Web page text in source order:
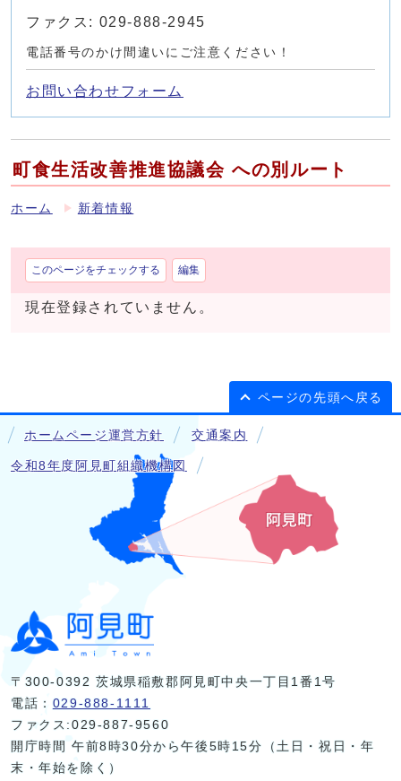
ファクス: 029-888-2945
電話番号のかけ間違いにご注意ください！
お問い合わせフォーム
町食生活改善推進協議会 への別ルート
ホーム 新着情報
このページをチェックする 編集
現在登録されていません。
ページの先頭へ戻る
ホームページ運営方針 交通案内
令和8年度阿見町組織機構図
〒300-0392 茨城県稲敷郡阿見町中央一丁目1番1号
電話： 029-888-1111
ファクス:029-887-9560
開庁時間 午前8時30分から午後5時15分（土日・祝日・年
末・年始を除く）